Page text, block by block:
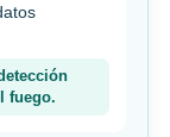
fuego.